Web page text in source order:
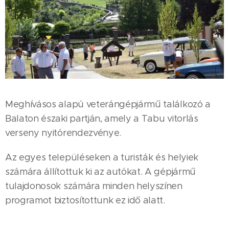
Meghívásos alapú veterángépjármű találkozó a
Balaton északi partján, amely a Tabu vitorlás
verseny nyitórendezvénye.
Az egyes településeken a turisták és helyiek
számára állítottuk ki az autókat. A gépjármű
tulajdonosok számára minden helyszínen
programot biztosítottunk ez idő alatt.